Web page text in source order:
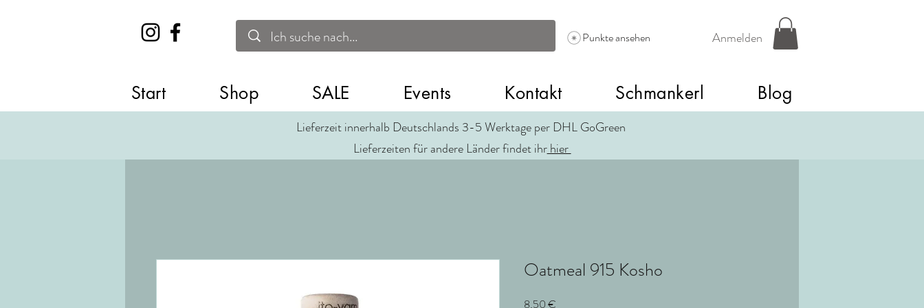
Anmelden
Punkte ansehen
Start Shop SALE Events Kontakt Schmankerl Blog
Lieferzeit innerhalb Deutschlands 3-5 Werktage per DHL GoGreen
Lieferzeiten für andere Länder findet ihrhier
Oatmeal 915 Kosho
8,50 €